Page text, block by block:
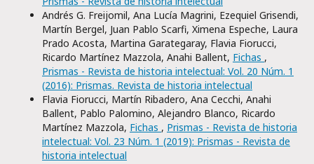
Andrés G. Freijomil, Ana Lucía Magrini, Ezequiel Grisendi,
Martín Bergel, Juan Pablo Scarfi, Ximena Espeche, Laura
Prado Acosta, Martina Garategaray, Flavia Fiorucci,
Ricardo Martínez Mazzola, Anahi Ballent, Fichas ,
Prismas - Revista de historia intelectual: Vol. 20 Núm. 1
(2016): Prismas. Revista de historia intelectual
Flavia Fiorucci, Martín Ribadero, Ana Cecchi, Anahi
Ballent, Pablo Palomino, Alejandro Blanco, Ricardo
Martínez Mazzola, Fichas , Prismas - Revista de historia
intelectual: Vol. 23 Núm. 1 (2019): Prismas - Revista de
historia intelectual